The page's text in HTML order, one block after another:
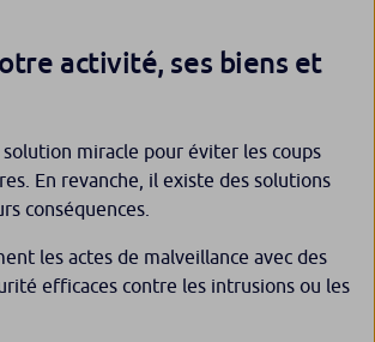
activité, ses biens et
solution miracle pour éviter les coups
En revanche, il existe des solutions
conséquences.
les actes de malveillance avec des
efficaces contre les intrusions ou les